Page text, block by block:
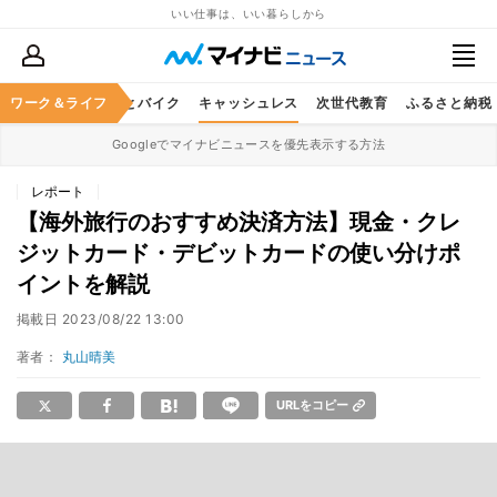
いい仕事は、いい暮らしから
ワーク＆ライフ
レジャー 車とバイク キャッシュレス 次世代教育 ふるさと納税
Googleでマイナビニュースを優先表示する方法
レポート
【海外旅行のおすすめ決済方法】現金・クレ
ジットカード・デビットカードの使い分けポ
イントを解説
掲載日 2023/08/22 13:00
著者： 丸山晴美
URLをコピー